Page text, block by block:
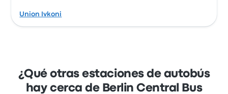
Union Ivkoni
¿Qué otras estaciones de autobús
hay cerca de Berlin Central Bus